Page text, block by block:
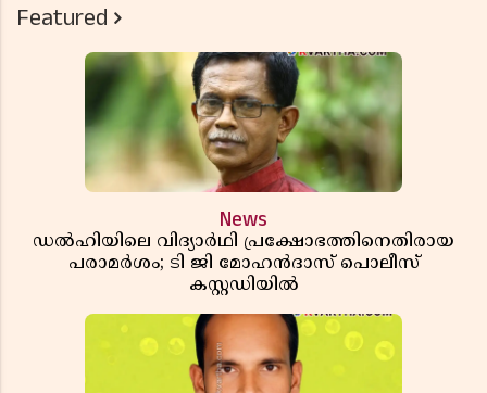
Featured
News
ഡൽഹിയിലെ വിദ്യാർഥി പ്രക്ഷോഭത്തിനെതിരായ
പരാമർശം; ടി ജി മോഹൻദാസ് പൊലീസ്
കസ്റ്റഡിയിൽ